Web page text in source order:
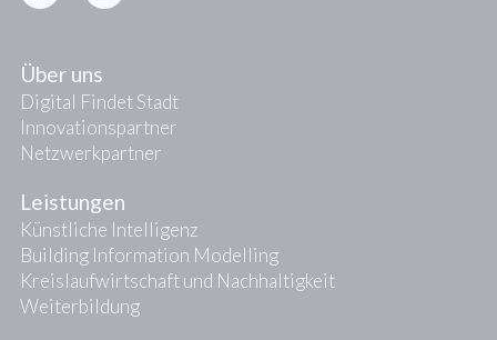
Über uns
Digital Findet Stadt
Innovationspartner
Netzwerkpartner
Leistungen
Künstliche Intelligenz
Building Information Modelling
Kreislaufwirtschaft und Nachhaltigkeit
Weiterbildung